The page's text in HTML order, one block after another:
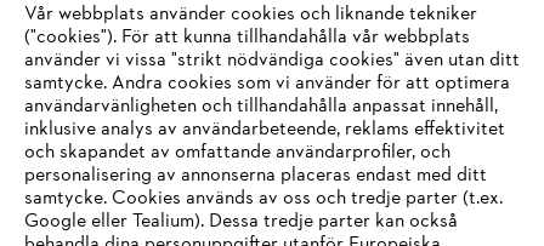
Företaget
STIHL FAQ
Vår webbplats använder cookies och liknande tekniker
("cookies"). För att kunna tillhandahålla vår webbplats
använder vi vissa "strikt nödvändiga cookies" även utan ditt
samtycke. Andra cookies som vi använder för att optimera
användarvänligheten och tillhandahålla anpassat innehåll,
inklusive analys av användarbeteende, reklams effektivitet
och skapandet av omfattande användarprofiler, och
personalisering av annonserna placeras endast med ditt
samtycke. Cookies används av oss och tredje parter (t.ex.
Google eller Tealium). Dessa tredje parter kan också